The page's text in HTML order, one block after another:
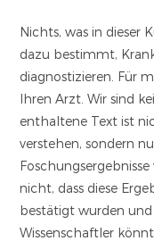
Nichts, was in dieser
dazu bestimmt,
diagnostizieren. Für
Ihren Arzt. Wir sind
enthaltene Text ist
verstehen, sondern
nicht, dass diese
bestätigt wurden
Wissenschaftler